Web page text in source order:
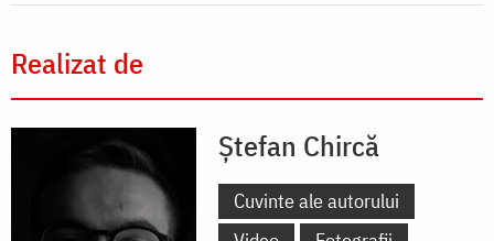
Realizat de
Ștefan Chircă
Cuvinte ale autorului